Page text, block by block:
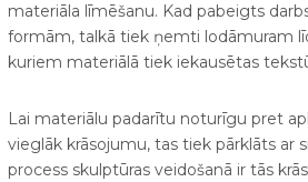
materiāla līmēšanu. Kad pabeigts
formām, talkā tiek ņemti lodāmuram
kuriem materiālā tiek iekausētas
Lai materiālu padarītu noturīgu pret
vieglāk krāsojumu, tas tiek pārklāts ar
process skulptūras veidošanā ir tās